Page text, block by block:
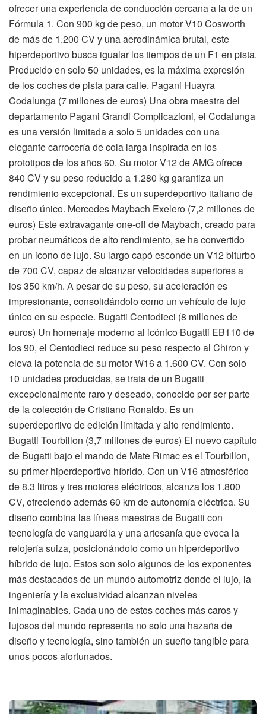
ofrecer una experiencia de conducción cercana a la de un
Fórmula 1. Con 900 kg de peso, un motor V10 Cosworth
de más de 1.200 CV y una aerodinámica brutal, este
hiperdeportivo busca igualar los tiempos de un F1 en pista.
Producido en solo 50 unidades, es la máxima expresión
de los coches de pista para calle. Pagani Huayra
Codalunga (7 millones de euros) Una obra maestra del
departamento Pagani Grandi Complicazioni, el Codalunga
es una versión limitada a solo 5 unidades con una
elegante carrocería de cola larga inspirada en los
prototipos de los años 60. Su motor V12 de AMG ofrece
840 CV y su peso reducido a 1.280 kg garantiza un
rendimiento excepcional. Es un superdeportivo italiano de
diseño único. Mercedes Maybach Exelero (7,2 millones de
euros) Este extravagante one-off de Maybach, creado para
probar neumáticos de alto rendimiento, se ha convertido
en un icono de lujo. Su largo capó esconde un V12 biturbo
de 700 CV, capaz de alcanzar velocidades superiores a
los 350 km/h. A pesar de su peso, su aceleración es
impresionante, consolidándolo como un vehículo de lujo
único en su especie. Bugatti Centodieci (8 millones de
euros) Un homenaje moderno al icónico Bugatti EB110 de
los 90, el Centodieci reduce su peso respecto al Chiron y
eleva la potencia de su motor W16 a 1.600 CV. Con solo
10 unidades producidas, se trata de un Bugatti
excepcionalmente raro y deseado, conocido por ser parte
de la colección de Cristiano Ronaldo. Es un
superdeportivo de edición limitada y alto rendimiento.
Bugatti Tourbillon (3,7 millones de euros) El nuevo capítulo
de Bugatti bajo el mando de Mate Rimac es el Tourbillon,
su primer hiperdeportivo híbrido. Con un V16 atmosférico
de 8.3 litros y tres motores eléctricos, alcanza los 1.800
CV, ofreciendo además 60 km de autonomía eléctrica. Su
diseño combina las líneas maestras de Bugatti con
tecnología de vanguardia y una artesanía que evoca la
relojería suiza, posicionándolo como un hiperdeportivo
híbrido de lujo. Estos son solo algunos de los exponentes
más destacados de un mundo automotriz donde el lujo, la
ingeniería y la exclusividad alcanzan niveles
inimaginables. Cada uno de estos coches más caros y
lujosos del mundo representa no solo una hazaña de
diseño y tecnología, sino también un sueño tangible para
unos pocos afortunados.